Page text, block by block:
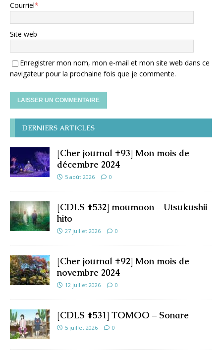
Courriel*
Site web
Enregistrer mon nom, mon e-mail et mon site web dans ce
navigateur pour la prochaine fois que je commente.
DERNIERS ARTICLES
[Cher journal #93] Mon mois de
décembre 2024
5 août 2026 0
[CDLS #532] moumoon – Utsukushii
hito
27 juillet 2026 0
[Cher journal #92] Mon mois de
novembre 2024
12 juillet 2026 0
[CDLS #531] TOMOO – Sonare
5 juillet 2026 0